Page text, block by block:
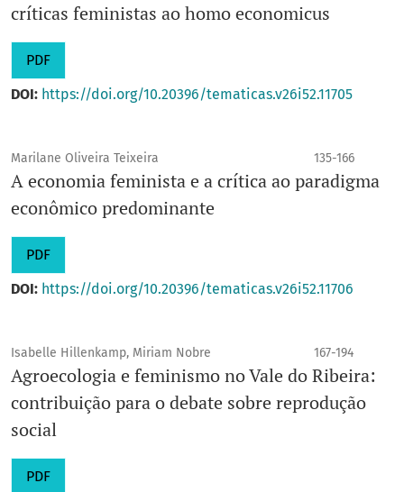
críticas feministas ao homo economicus
PDF
DOI: https://doi.org/10.20396/tematicas.v26i52.11705
Marilane Oliveira Teixeira 135-166
A economia feminista e a crítica ao paradigma
econômico predominante
PDF
DOI: https://doi.org/10.20396/tematicas.v26i52.11706
Isabelle Hillenkamp, Miriam Nobre 167-194
Agroecologia e feminismo no Vale do Ribeira:
contribuição para o debate sobre reprodução
social
PDF